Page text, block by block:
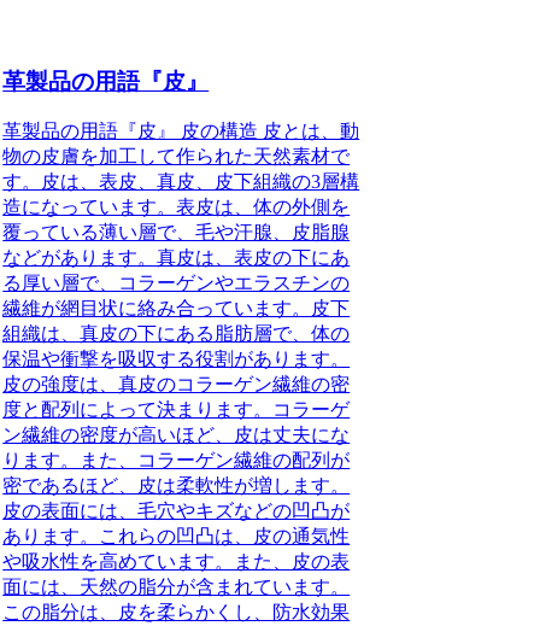
革製品の用語『皮』
革製品の用語『皮』 皮の構造 皮とは、動
物の皮膚を加工して作られた天然素材で
す。皮は、表皮、真皮、皮下組織の3層構
造になっています。表皮は、体の外側を
覆っている薄い層で、毛や汗腺、皮脂腺
などがあります。真皮は、表皮の下にあ
る厚い層で、コラーゲンやエラスチンの
繊維が網目状に絡み合っています。皮下
組織は、真皮の下にある脂肪層で、体の
保温や衝撃を吸収する役割があります。
皮の強度は、真皮のコラーゲン繊維の密
度と配列によって決まります。コラーゲ
ン繊維の密度が高いほど、皮は丈夫にな
ります。また、コラーゲン繊維の配列が
密であるほど、皮は柔軟性が増します。
皮の表面には、毛穴やキズなどの凹凸が
あります。これらの凹凸は、皮の通気性
や吸水性を高めています。また、皮の表
面には、天然の脂分が含まれています。
この脂分は、皮を柔らかくし、防水効果